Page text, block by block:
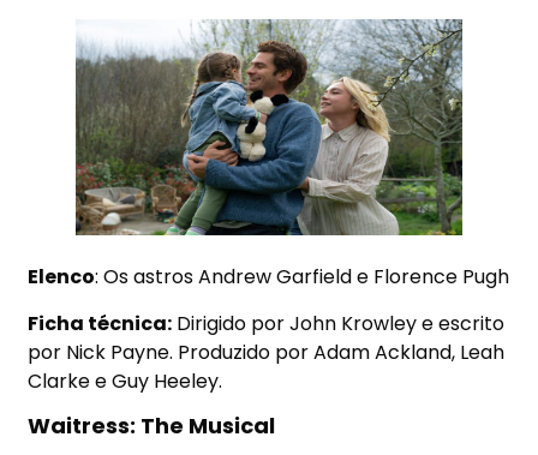
Elenco: Os astros Andrew Garfield e Florence Pugh
Ficha técnica: Dirigido por John Krowley e escrito
por Nick Payne. Produzido por Adam Ackland, Leah
Clarke e Guy Heeley.
Waitress: The Musical